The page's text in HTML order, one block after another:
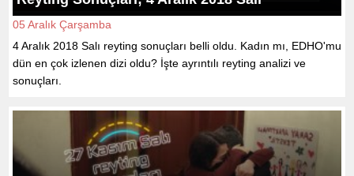
05 Aralık Çarşamba
4 Aralık 2018 Salı reyting sonuçları belli oldu. Kadın mı, EDHO'mu
dün en çok izlenen dizi oldu? İşte ayrıntılı reyting analizi ve
sonuçları.